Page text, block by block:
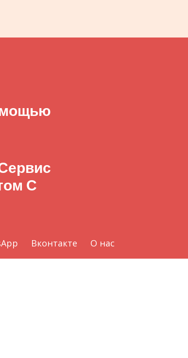
С
Вконтакте О нас